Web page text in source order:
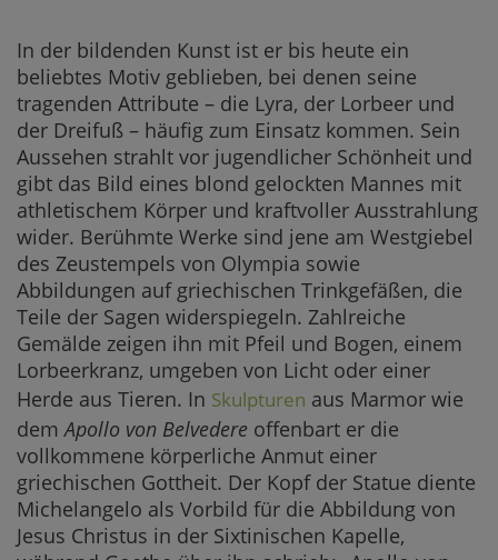
In der bildenden Kunst ist er bis heute ein
beliebtes Motiv geblieben, bei denen seine
tragenden Attribute – die Lyra, der Lorbeer und
der Dreifuß – häufig zum Einsatz kommen. Sein
Aussehen strahlt vor jugendlicher Schönheit und
gibt das Bild eines blond gelockten Mannes mit
athletischem Körper und kraftvoller Ausstrahlung
wider. Berühmte Werke sind jene am Westgiebel
des Zeustempels von Olympia sowie
Abbildungen auf griechischen Trinkgefäßen, die
Teile der Sagen widerspiegeln. Zahlreiche
Gemälde zeigen ihn mit Pfeil und Bogen, einem
Lorbeerkranz, umgeben von Licht oder einer
Herde aus Tieren. In Skulpturen aus Marmor wie
demApollo von Belvedere offenbart er die
vollkommene körperliche Anmut einer
griechischen Gottheit. Der Kopf der Statue diente
Michelangelo als Vorbild für die Abbildung von
Jesus Christus in der Sixtinischen Kapelle,